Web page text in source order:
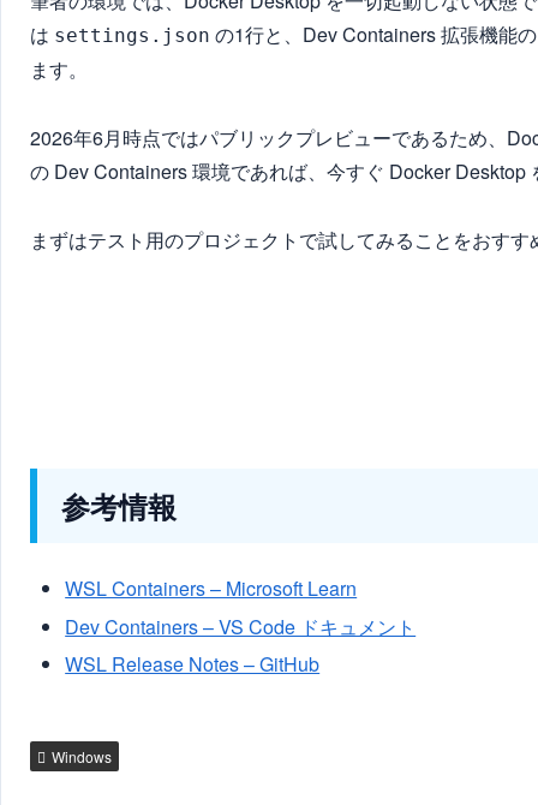
は settings.json の1行と、Dev Containers 拡張機能
ます。
2026年6月時点ではパブリックプレビューであるため、
の Dev Containers 環境であれば、今すぐ Docker
まずはテスト用のプロジェクトで試してみることをおすす
参考情報
WSL Containers – Microsoft Learn
Dev Containers – VS Code ドキュメント
WSL Release Notes – GitHub
Windows